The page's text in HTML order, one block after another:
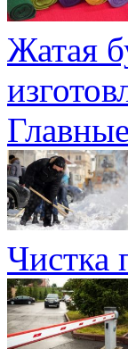
Жатая
Чистка